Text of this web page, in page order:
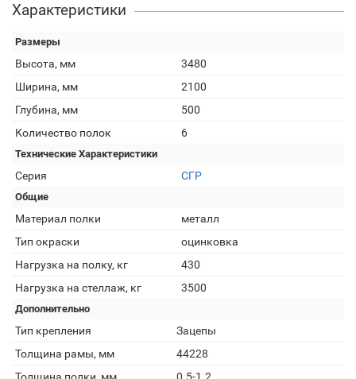
Характеристики
Размеры
Высота, мм
3480
Ширина, мм
2100
Глубина, мм
500
Количество полок
6
Технические Характеристики
Серия СГР
Общие
Материал полки
металл
Тип окраски
оцинковка
Нагрузка на полку, кг
430
Нагрузка на стеллаж, кг
3500
Дополнительно
Тип крепления
Зацепы
Толщина рамы, мм
44228